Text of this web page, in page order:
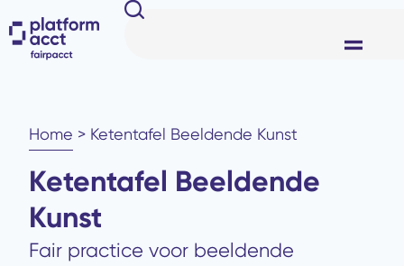
Home > Ketentafel Beeldende Kunst
Ketentafel Beeldende
Kunst
Fair practice voor beeldende